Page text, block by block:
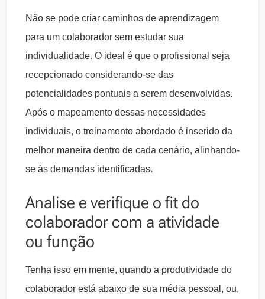
Não se pode criar caminhos de aprendizagem
para um colaborador sem estudar sua
individualidade. O ideal é que o profissional seja
recepcionado considerando-se das
potencialidades pontuais a serem desenvolvidas.
Após o mapeamento dessas necessidades
individuais, o treinamento abordado é inserido da
melhor maneira dentro de cada cenário, alinhando-
se às demandas identificadas.
Analise e verifique o fit do
colaborador com a atividade
ou função
Tenha isso em mente, quando a produtividade do
colaborador está abaixo de sua média pessoal, ou,